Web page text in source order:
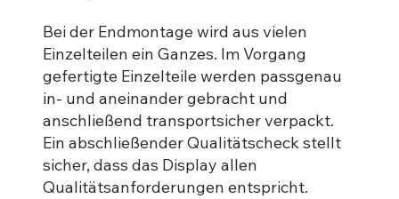
Bei der Endmontage wird aus vielen
Einzelteilen ein Ganzes. Im Vorgang
gefertigte Einzelteile werden passgenau
in- und aneinander gebracht und
anschließend transportsicher verpackt.
Ein abschließender Qualitätscheck stellt
sicher, dass das Display allen
Qualitätsanforderungen entspricht.